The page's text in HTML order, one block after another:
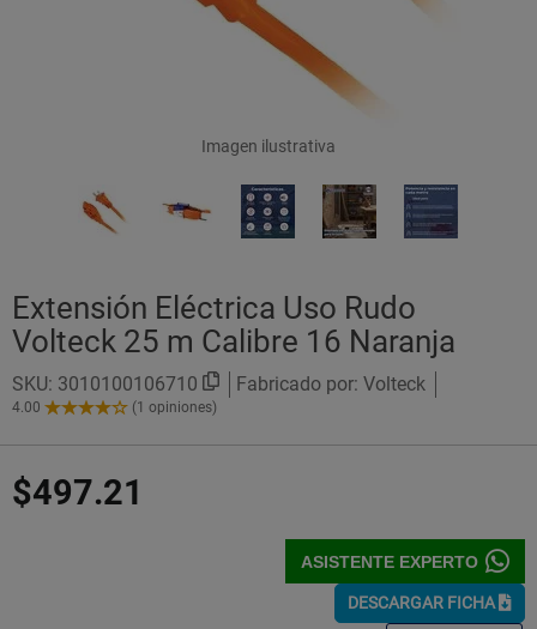
Imagen ilustrativa
Extensión Eléctrica Uso Rudo
Volteck 25 m Calibre 16 Naranja
SKU: 3010100106710 Fabricado por: Volteck
4.00
4.00
Estrellas!
(1 opiniones)
$497.21
ASISTENTE EXPERTO
DESCARGAR FICHA